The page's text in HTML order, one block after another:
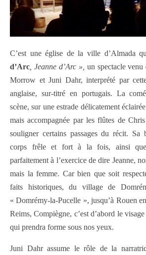
C’est une église de la ville d’Almada
d’Arc , Jeanne d’Arc », un spectacle
Morrow et Juni Dahr, interprété par
anglaise, sur-titré en portugais. La
scène, sur une estrade délicatement
mais accompagnée par les flûtes de
souligner certains passages du récit. Sa
corps frêle et fort à la fois, ainsi
parfaitement à l’exercice de dire Jeanne,
mais la femme. Car bien que soit
faits historiques, du village de
« Domrémy-la-Pucelle », jusqu’à Rouen
Reims, Compiègne, c’est d’abord le visage
qui prendra forme sous nos yeux.
Juni Dahr assume le rôle de la